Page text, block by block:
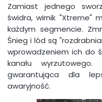
Zamiast jednego
świdra, wirnik "Xtreme"
każdym segmencie.
Śnieg i lód są
wprowadzeniem ich do
kanału wyrzutowego.
gwarantująca dla
awaryjność.